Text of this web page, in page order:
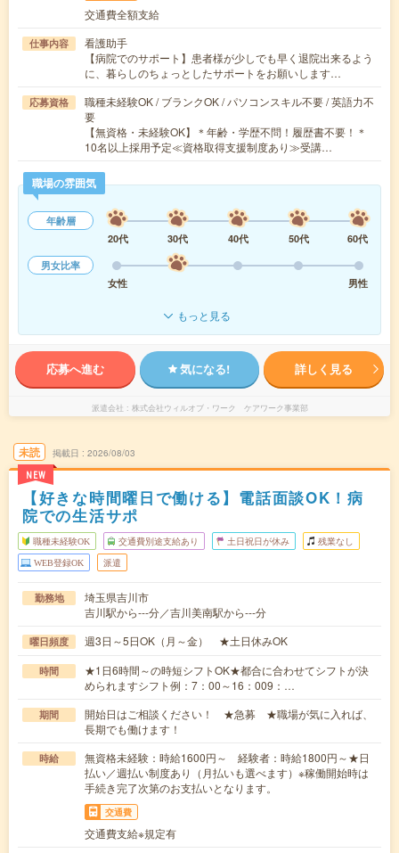
交通費全額支給
仕事内容
看護助手
【病院でのサポート】患者様が少しでも早く退院出来るよう
に、暮らしのちょっとしたサポートをお願いします…
応募資格
職種未経験OK / ブランクOK / パソコンスキル不要 / 英語力不
要
【無資格・未経験OK】＊年齢・学歴不問！履歴書不要！＊
10名以上採用予定≪資格取得支援制度あり≫受講…
職場の雰囲気
年齢層
20代
30代 40代 50代
60代
男女比率
女性
男性
もっと見る
応募へ進む 気になる! 詳しく見る
派遣会社 株式会社ウィルオブ・ワーク ケアワーク事業部
未読
NEW
掲載日 2026/08/03
【好きな時間曜日で働ける】電話面談OK！病
院での生活サポ
職種未経験OK 交通費別途支給あり 土日祝日が休み 残業なし
WEB登録OK 派遣
勤務地
埼玉県吉川市
吉川駅から---分／吉川美南駅から---分
曜日頻度 週3日～5日OK（月～金） ★土日休みOK
時間
★1日6時間～の時短シフトOK★都合に合わせてシフトが決
められますシフト例：7：00～16：009：…
期間
開始日はご相談ください！ ★急募 ★職場が気に入れば、
長期でも働けます！
時給
無資格未経験：時給1600円～ 経験者：時給1800円～★日
払い／週払い制度あり（月払いも選べます）※稼働開始時は
手続き完了次第のお支払いとなります。
交通費
交通費支給※規定有